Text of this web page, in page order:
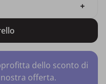
+
dello sconto di
offerta.